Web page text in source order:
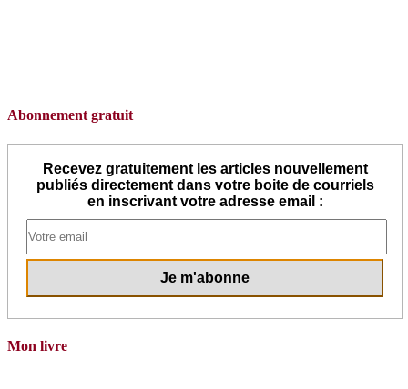
Abonnement gratuit
Recevez gratuitement les articles nouvellement
publiés directement dans votre boite de courriels
en inscrivant votre adresse email :
Mon livre